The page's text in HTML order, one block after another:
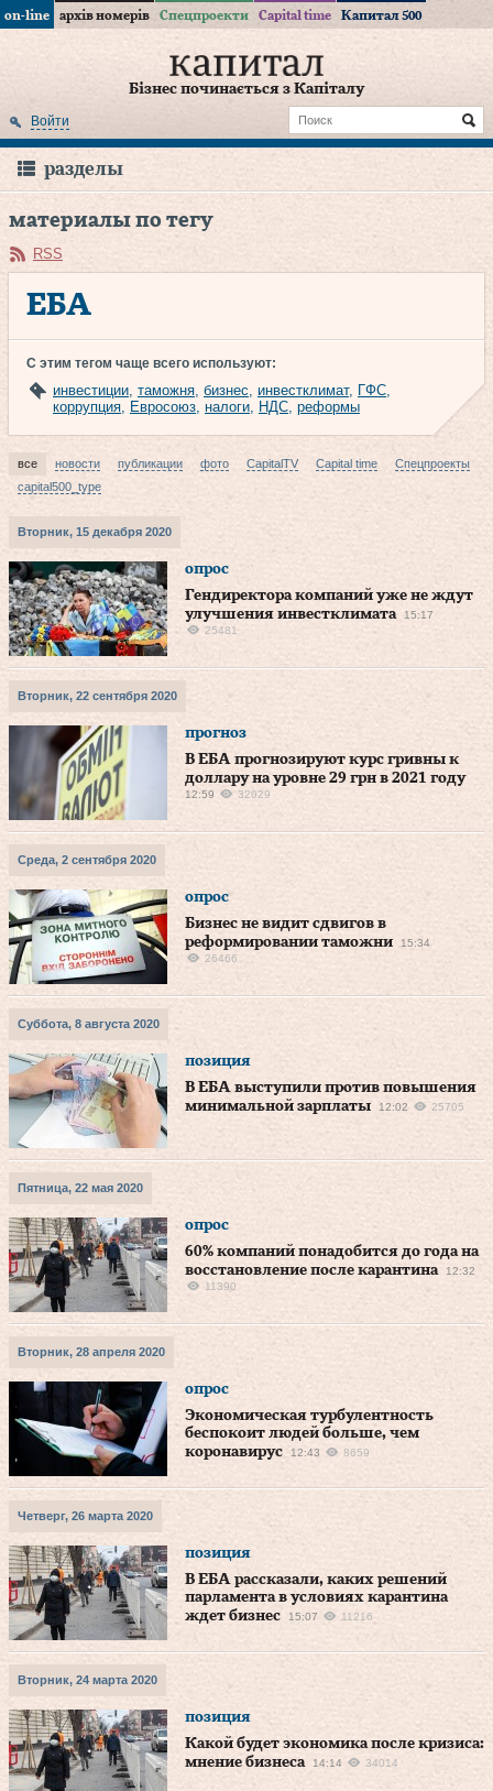
on-line архів номерів Спецпроекти Capital time Капитал 500
Бізнес починається з Капіталу
Войти
разделы
материалы по тегу
RSS
ЕБА
С этим тегом чаще всего используют:
инвестиции, таможня, бизнес, инвестклимат, ГФС,
коррупция, Евросоюз, налоги, НДС, реформы
все новости публикации фото CapitalTV Capital time
Спецпроекты
capital500_type
Вторник, 15 декабря 2020
опрос
Гендиректора компаний уже не ждут
улучшения инвестклимата
15:17
25481
Вторник, 22 сентября 2020
прогноз
В ЕБА прогнозируют курс гривны к
доллару на уровне 29 грн в 2021 году
12:59 32029
Среда, 2 сентября 2020
опрос
Бизнес не видит сдвигов в
реформировании таможни
15:34
26466
Суббота, 8 августа 2020
позиция
В EБA выступили против повышения
минимальной зарплаты
12:02 25705
Пятница, 22 мая 2020
опрос
60% компаний понадобится до года на
восстановление после карантина
12:32
11390
Вторник, 28 апреля 2020
опрос
Экономическая турбулентность
беспокоит людей больше, чем
коронавирус
12:43 8659
Четверг, 26 марта 2020
позиция
В ЕБА рассказали, каких решений
парламента в условиях карантина
ждет бизнес
15:07 11216
Вторник, 24 марта 2020
позиция
Какой будет экономика после кризиса:
мнение бизнеса
14:14 34014